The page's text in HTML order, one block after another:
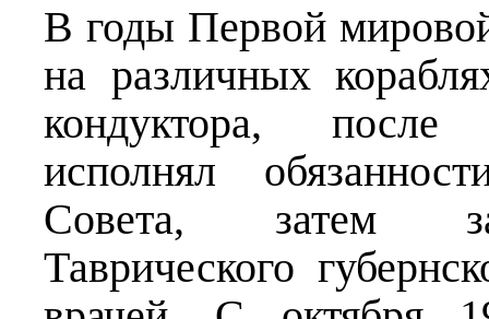
В годы Первой
на различных
кондуктора, после
исполнял
Совета, затем
Таврического